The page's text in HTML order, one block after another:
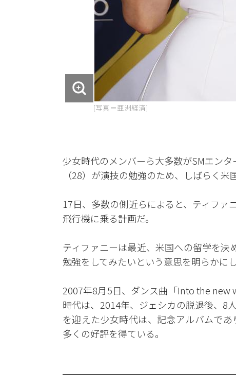
[写真＝亜洲経済]
少女時代のメンバーら大多数がSMエン
（28）が演技の勉強のため、しばらく米
17日、多数の側近らによると、ティフ
飛行機に乗る計画だ。
ティファニーは最近、米国への留学を決
勉強をしてみたいという意思を明らかに
2007年8月5日、ダンス曲「Into the
時代は、2014年、ジェシカの脱退後、8
を迎えた少女時代は、記念アルバムで
多くの好評を得ている。